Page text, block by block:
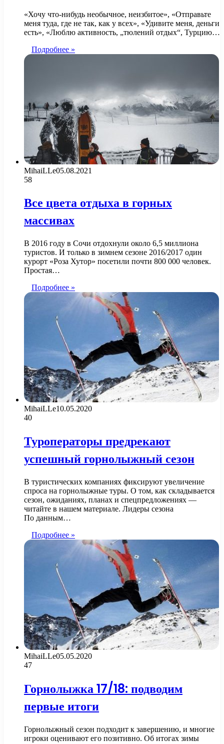
«Хочу что-нибудь необычное, неизбитое», «Отправьте
меня туда, где не так, как у всех», «Удивите меня, деньги
есть», «Люблю активность, „тюлений отдых“, Турцию…
Подробнее »
MihaiLLe05.08.2021
58
Все цвета отдыха в горных
массивах
В 2016 году в Сочи отдохнули около 6,5 миллиона
туристов. И только в зимнем сезоне 2016/2017 один
курорт «Роза Хутор» посетили почти 800 000 человек.
Простая…
Подробнее »
MihaiLLe10.05.2020
40
Туроператоры предрекают
успешный горнолыжный сезон
В туристических компаниях фиксируют увеличение
спроса на горнолыжные туры. О том, как складывается
сезон, ожиданиях, планах и спецпредложениях —
читайте в нашем материале. Лидеры сезона
По данным…
Подробнее »
MihaiLLe05.05.2020
47
Горнолыжка 17/18: подводим
первые итоги
Горнолыжный сезон подходит к завершению, и многие
игроки оценивают его позитивно. Об итогах зимы